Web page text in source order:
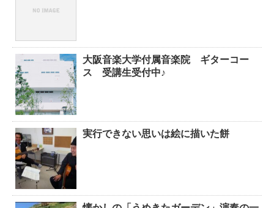
大阪音楽大学付属音楽院 ギターコー
ス 受講生受付中♪
実行できない思いは絵に描いた餅